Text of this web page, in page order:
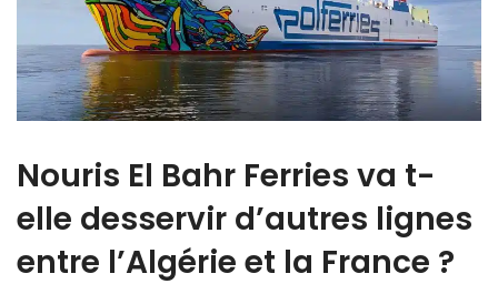
Nouris El Bahr Ferries va t-
elle desservir d’autres lignes
entre l’Algérie et la France ?